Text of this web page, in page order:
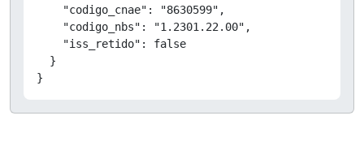
    "codigo_cnae": "8630599",
    "codigo_nbs": "1.2301.22.00",
    "iss_retido": false
  }
}